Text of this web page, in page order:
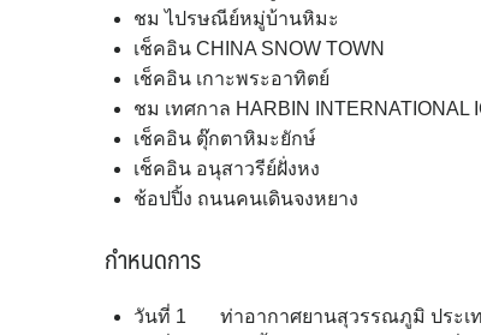
ชม ไปรษณีย์หมู่บ้านหิมะ
เช็คอิน CHINA SNOW TOWN
เช็คอิน เกาะพระอาทิตย์
ชม เทศกาล HARBIN INTERNATIONAL
เช็คอิน ตุ๊กตาหิมะยักษ์
เช็คอิน อนุสาวรีย์ฝั่งหง
ช้อปปิ้ง ถนนคนเดินจงหยาง
กำหนดการ
วันที่ 1 ท่าอากาศยานสุวรรณภูมิ ประเท